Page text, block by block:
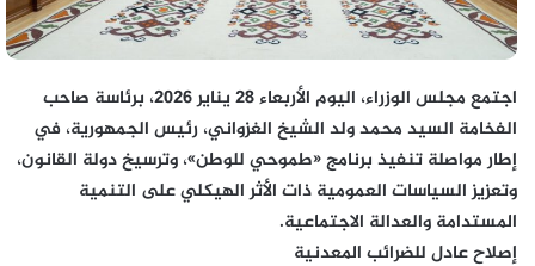
اجتمع مجلس الوزراء، اليوم الأربعاء 28 يناير 2026، برئاسة صاحب
الفخامة السيد محمد ولد الشيخ الغزواني، رئيس الجمهورية، في
إطار مواصلة تنفيذ برنامج «طموحي للوطن»، وترسيخ دولة القانون،
وتعزيز السياسات العمومية ذات الأثر الهيكلي على التنمية
المستدامة والعدالة الاجتماعية.
إصلاح عادل للضرائب المعدنية